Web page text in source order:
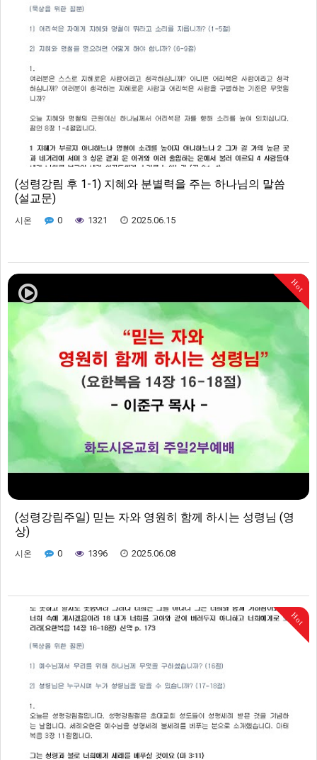
(성령강림 후 1-1) 지혜와 분별력을 주는 하나님의 말씀
(설교문)
시온 0 1321 2025.06.15
Hot
(성령강림주일) 믿는 자와 영원히 함께 하시는 성령님 (영
상)
시온 0 1396 2025.06.08
Hot